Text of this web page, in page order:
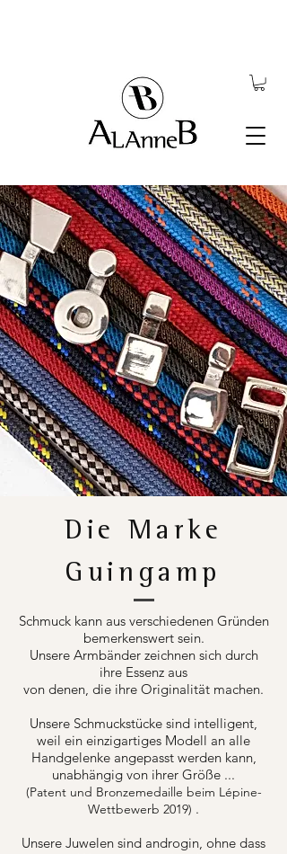
Die Marke
Guingamp
Schmuck kann aus verschiedenen Gründen
bemerkenswert sein.
Unsere Armbänder zeichnen sich durch
ihre Essenz aus
von denen, die ihre Originalität machen.
Unsere Schmuckstücke sind intelligent,
weil ein einzigartiges Modell an alle
Handgelenke angepasst werden kann,
unabhängig von ihrer Größe ...
(Patent und Bronzemedaille beim Lépine-
Wettbewerb 2019) .
Unsere Juwelen sind androgin, ohne dass